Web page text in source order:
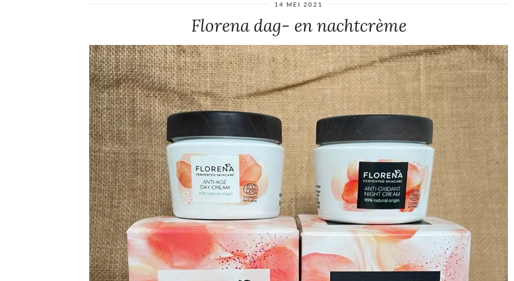
14 MEI 2021
Florena dag- en nachtcrème